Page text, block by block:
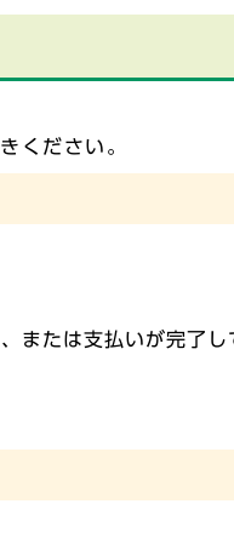
ください。
または支払いが完了し